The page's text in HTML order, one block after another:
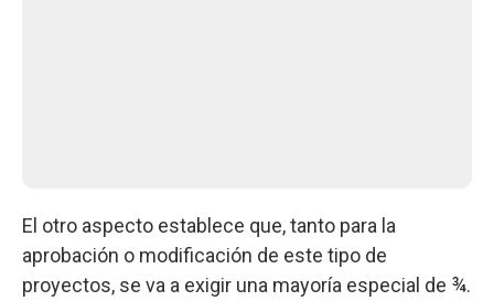
El otro aspecto establece que, tanto para la
aprobación o modificación de este tipo de
proyectos, se va a exigir una mayoría especial de ¾.